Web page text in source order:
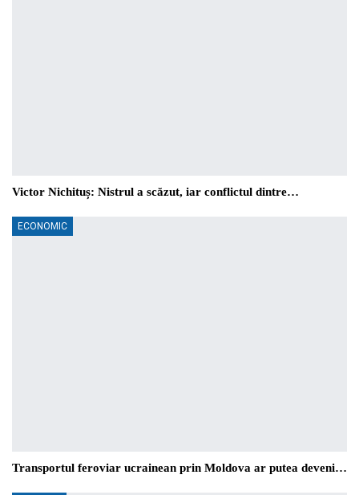
Victor Nichituș: Nistrul a scăzut, iar conflictul dintre…
ECONOMIC
Transportul feroviar ucrainean prin Moldova ar putea deveni…